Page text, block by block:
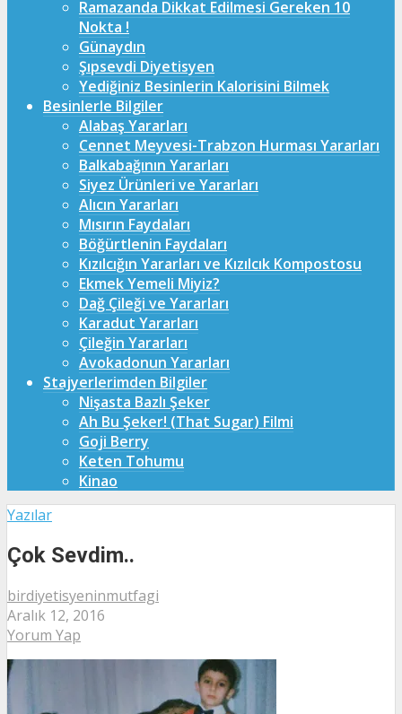
Ramazanda Dikkat Edilmesi Gereken 10
Nokta !
Günaydın
Şıpsevdi Diyetisyen
Yediğiniz Besinlerin Kalorisini Bilmek
Besinlerle Bilgiler
Alabaş Yararları
Cennet Meyvesi-Trabzon Hurması Yararları
Balkabağının Yararları
Siyez Ürünleri ve Yararları
Alıcın Yararları
Mısırın Faydaları
Böğürtlenin Faydaları
Kızılcığın Yararları ve Kızılcık Kompostosu
Ekmek Yemeli Miyiz?
Dağ Çileği ve Yararları
Karadut Yararları
Çileğin Yararları
Avokadonun Yararları
Stajyerlerimden Bilgiler
Nişasta Bazlı Şeker
Ah Bu Şeker! (That Sugar) Filmi
Goji Berry
Keten Tohumu
Kinao
Yazılar
Çok Sevdim..
birdiyetisyeninmutfagi
Aralık 12, 2016
Yorum Yap